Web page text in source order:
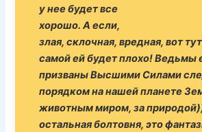
у нее будет все
хорошо. А если,
злая, склочная, вредная, вот
самой ей будет плохо! Ведьмы
призваны Высшими Силами
порядком на нашей планете
животным миром, за
остальная болтовня, это